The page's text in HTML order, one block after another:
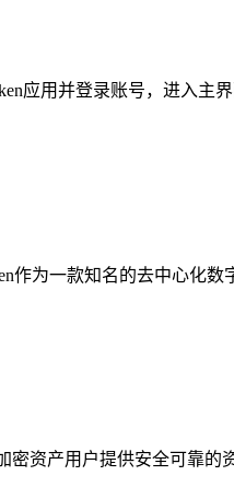
应用并登录账号，进入主
为一款知名的去中心化
资产用户提供安全可靠